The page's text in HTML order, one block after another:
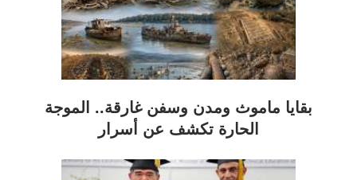
بقايا ماموث ومدن وسفن غارقة.. الموجة
الحارة تكشف عن أسرار